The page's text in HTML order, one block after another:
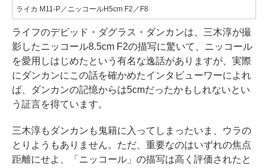
ライカ M11-P／ニッコールH5cm F2／F8
ライフのデビッド・ダグラス・ダンカンは、三木淳が撮
影したニッコール8.5cm F2の描写に驚いて、ニッコール
を愛用しはじめたという有名な逸話がありますが、実際
にダンカンにこの話を確かめたインタビューワーによれ
ば、ダンカンの記憶からは5cmだったかもしれないとい
う証言を得ています。
三木淳もダンカンも鬼籍に入ってしまったいま、ウラの
とりようもありません。ただ、重要なのはいずれの焦点
距離にせよ、「ニッコール」の描写は高く評価されたと